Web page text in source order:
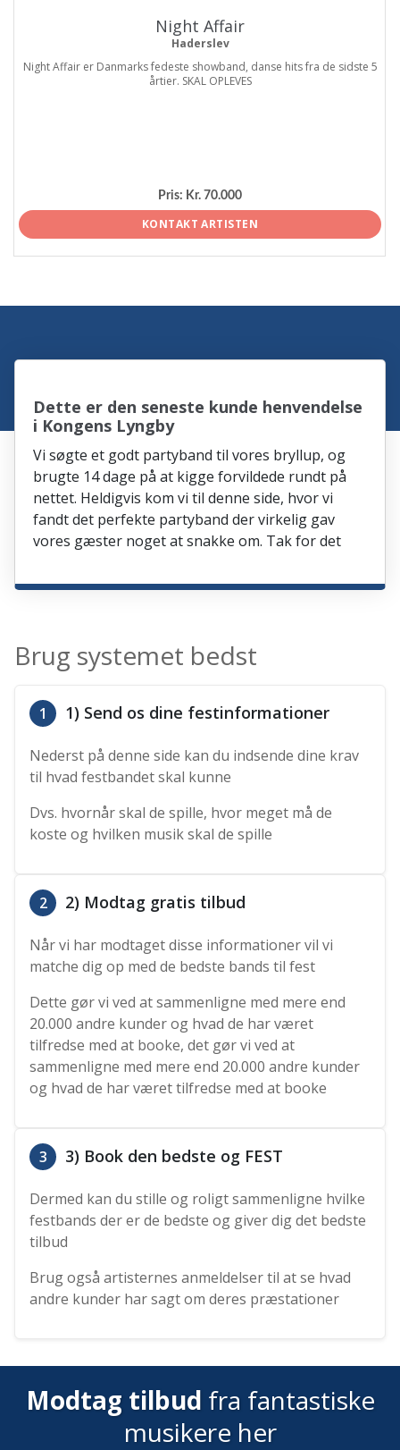
Night Affair
Haderslev
Night Affair er Danmarks fedeste showband, danse hits fra de sidste 5
årtier. SKAL OPLEVES
Pris: Kr. 70.000
KONTAKT ARTISTEN
Dette er den seneste kunde henvendelse
i Kongens Lyngby
Vi søgte et godt partyband til vores bryllup, og
brugte 14 dage på at kigge forvildede rundt på
nettet. Heldigvis kom vi til denne side, hvor vi
fandt det perfekte partyband der virkelig gav
vores gæster noget at snakke om. Tak for det
Brug systemet bedst
1 1) Send os dine festinformationer
Nederst på denne side kan du indsende dine krav
til hvad festbandet skal kunne
Dvs. hvornår skal de spille, hvor meget må de
koste og hvilken musik skal de spille
2 2) Modtag gratis tilbud
Når vi har modtaget disse informationer vil vi
matche dig op med de bedste bands til fest
Dette gør vi ved at sammenligne med mere end
20.000 andre kunder og hvad de har været
tilfredse med at booke, det gør vi ved at
sammenligne med mere end 20.000 andre kunder
og hvad de har været tilfredse med at booke
3 3) Book den bedste og FEST
Dermed kan du stille og roligt sammenligne hvilke
festbands der er de bedste og giver dig det bedste
tilbud
Brug også artisternes anmeldelser til at se hvad
andre kunder har sagt om deres præstationer
Modtag tilbud fra fantastiske
musikere her